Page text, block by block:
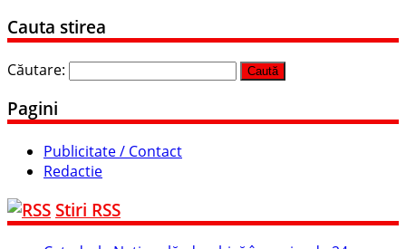
Cauta stirea
Căutare:
Pagini
Publicitate / Contact
Redactie
Stiri RSS